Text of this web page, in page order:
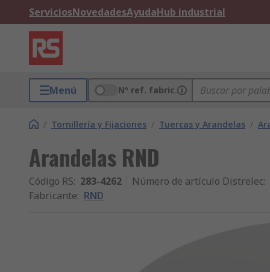
ServiciosNovedadesAyudaHub industrial
Menú Nº ref. fabric.
/ Tornillería y Fijaciones / Tuercas y Arandelas /
Arandelas RND
Código RS: 283-4262 Número de artículo Distrelec:
Fabricante: RND